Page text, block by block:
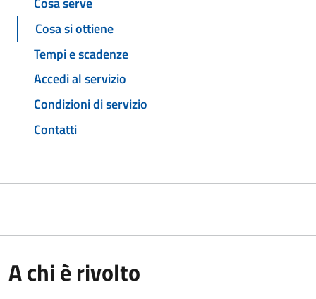
Cosa si ottiene
Tempi e scadenze
Accedi al servizio
Condizioni di servizio
Contatti
A chi è rivolto